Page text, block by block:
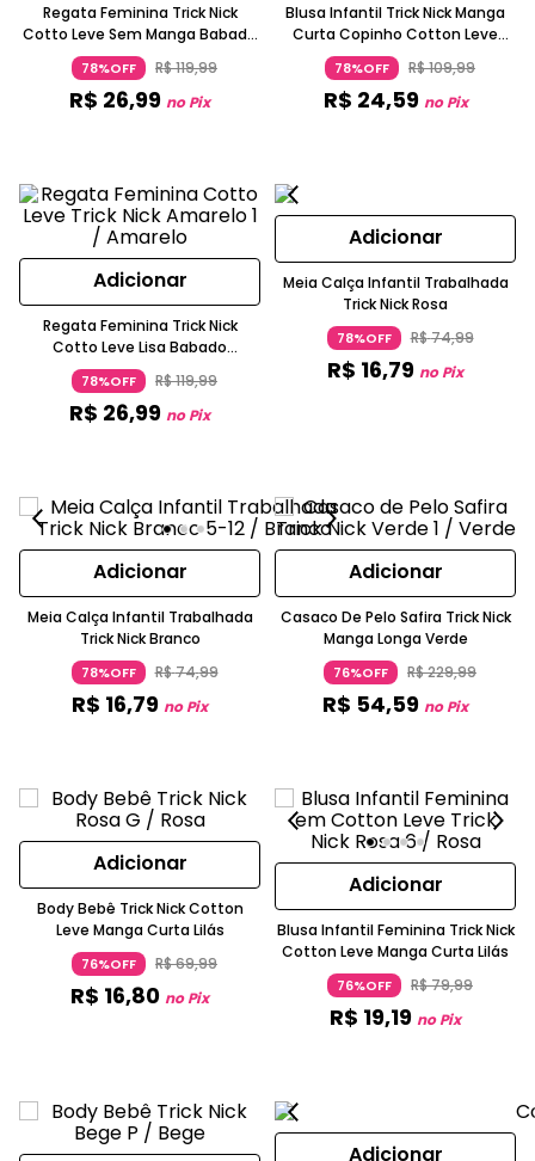
Regata Feminina Trick Nick
Cotto Leve Sem Manga Babado
Rendado
78%OFF R$119,99
R$ 26,99 no Pix
Blusa Infantil Trick Nick Manga
Curta Copinho Cotton Leve
Bege
78%OFF R$109,99
R$ 24,59 no Pix
Adicionar
Regata Feminina Trick Nick
Cotto Leve Lisa Babado
Rendado Amarelo
78%OFF R$119,99
R$ 26,99 no Pix
Adicionar
Meia Calça Infantil Trabalhada
Trick Nick Rosa
78%OFF R$74,99
R$ 16,79 no Pix
Adicionar
Meia Calça Infantil Trabalhada
Trick Nick Branco
78%OFF R$74,99
R$ 16,79 no Pix
Adicionar
Casaco De Pelo Safira Trick Nick
Manga Longa Verde
76%OFF R$229,99
R$ 54,59 no Pix
Adicionar
Body Bebê Trick Nick Cotton
Leve Manga Curta Lilás
76%OFF R$69,99
R$ 16,80 no Pix
Adicionar
Blusa Infantil Feminina Trick Nick
Cotton Leve Manga Curta Lilás
76%OFF R$79,99
R$ 19,19 no Pix
Adicionar